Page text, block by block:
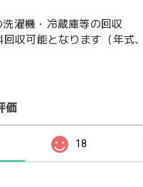
濯機・冷蔵庫等の回収
収可能となります（年式
価
18